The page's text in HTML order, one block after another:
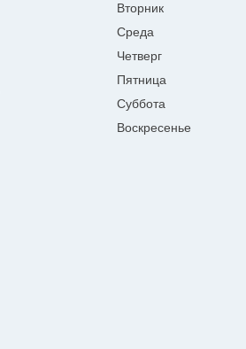
Вторник
Среда
Четверг
Пятница
Суббота
Воскресенье